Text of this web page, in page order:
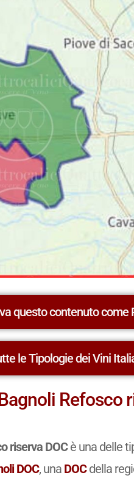
questo contenuto come
le Tipologie dei Vini
Refosco
riserva DOCè una delle
DOC, una DOCdella